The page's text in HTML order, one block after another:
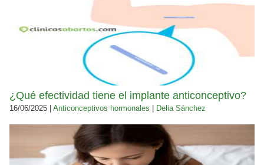
¿Qué efectividad tiene el implante anticonceptivo?
16/06/2025 | Anticonceptivos hormonales Delia Sánchez